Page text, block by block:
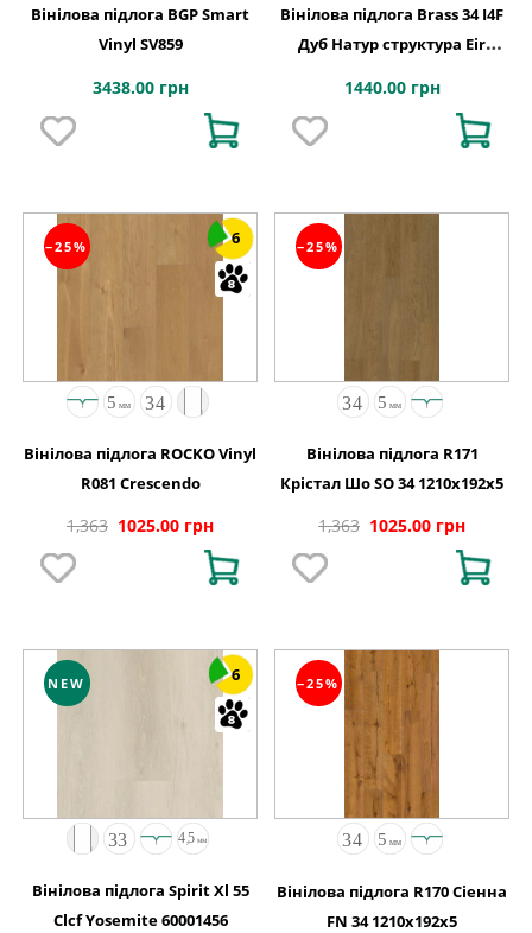
Вінілова підлога BGP Smart
Vinyl SV859
3438.00 грн
Вінілова підлога Brass 34 I4F
Дуб Натур структура Eir
1440.00 грн
−25% 6
Вінілова підлога ROCKO Vinyl
R081 Crescendo
1,363 1025.00 грн
−25%
Вінілова підлога R171
Крістал Шо SO 34 1210x192x5
1,363 1025.00 грн
NEW 6
Вінілова підлога Spirit Xl 55
Clcf Yosemite 60001456
−25%
Вінілова підлога R170 Сіенна
FN 34 1210x192x5